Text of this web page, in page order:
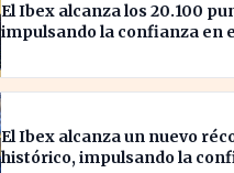
El Ibex alcanza los 20.100
impulsando la confianza en
El Ibex alcanza un nuevo
histórico, impulsando la